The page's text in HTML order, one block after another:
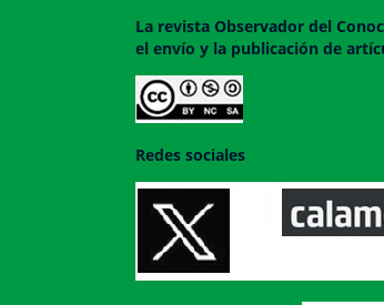
La revista Observador del
el envío y la publicación de
Redes sociales